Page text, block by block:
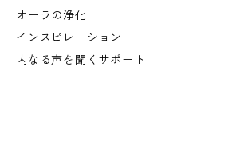
オーラの浄化
インスピレーション
内なる声を聞くサポート